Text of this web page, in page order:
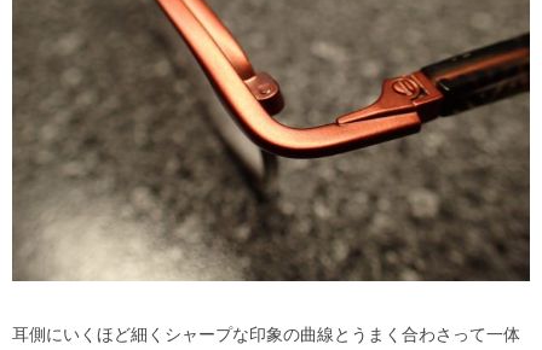
耳側にいくほど細くシャープな印象の曲線とうまく合わさって一体